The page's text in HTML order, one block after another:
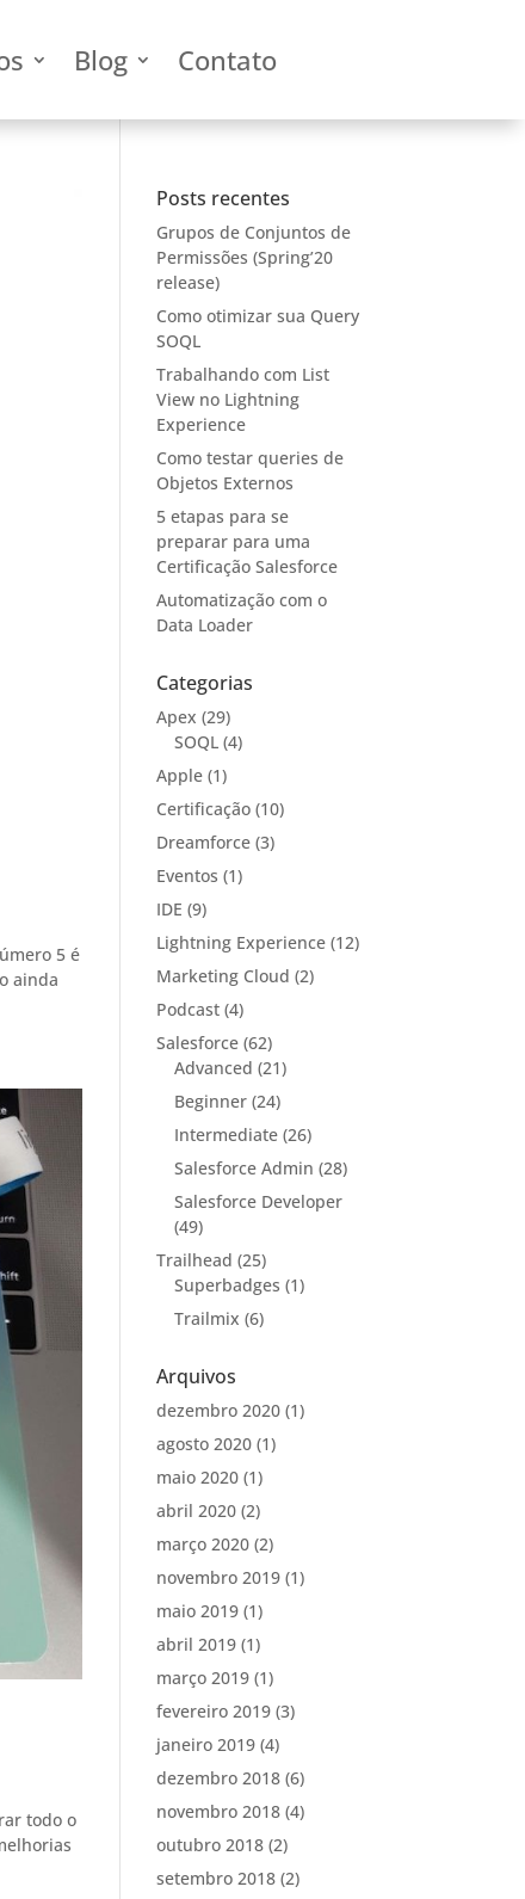
Blog Contato
5 é
ainda
todo o
Posts recentes
Grupos de Conjuntos de
Permissões (Spring’20
release)
Como otimizar sua Query
SOQL
Trabalhando com List
View no Lightning
Experience
Como testar queries de
Objetos Externos
5 etapas para se
preparar para uma
Certificação Salesforce
Automatização com o
Data Loader
Categorias
Apex (29)
SOQL (4)
Apple (1)
Certificação (10)
Dreamforce (3)
Eventos (1)
IDE (9)
Lightning Experience (12)
Marketing Cloud (2)
Podcast (4)
Salesforce (62)
Advanced (21)
Beginner (24)
Intermediate (26)
Salesforce Admin (28)
Salesforce Developer
(49)
Trailhead (25)
Superbadges (1)
Trailmix (6)
Arquivos
dezembro 2020 (1)
agosto 2020 (1)
maio 2020 (1)
abril 2020 (2)
março 2020 (2)
novembro 2019 (1)
maio 2019 (1)
abril 2019 (1)
março 2019 (1)
fevereiro 2019 (3)
janeiro 2019 (4)
dezembro 2018 (6)
novembro 2018 (4)
outubro 2018 (2)
setembro 2018 (2)